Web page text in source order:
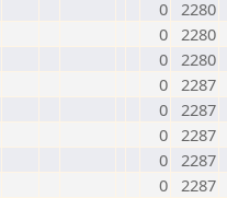
0 2280
0 2280
0 2280
0 2287
0 2287
0 2287
0 2287
0 2287